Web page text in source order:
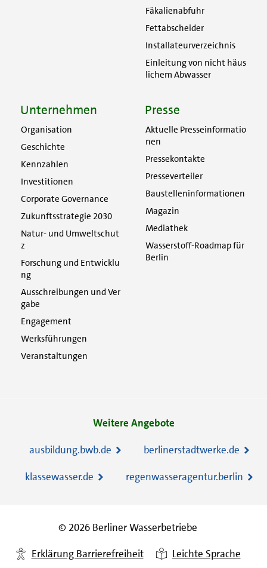
Fäkalienabfuhr
Fettabscheider
Installateurverzeichnis
Einleitung von nicht häus
lichem Abwasser
Unternehmen
Organisation
Geschichte
Kennzahlen
Investitionen
Corporate Governance
Zukunftsstrategie 2030
Natur- und Umweltschut
z
Forschung und Entwicklu
ng
Ausschreibungen und Ver
gabe
Engagement
Werksführungen
Veranstaltungen
Presse
Aktuelle Presseinformatio
nen
Pressekontakte
Presseverteiler
Baustelleninformationen
Magazin
Mediathek
Wasserstoff-Roadmap für
Berlin
Weitere Angebote
ausbildung.bwb.de berlinerstadtwerke.de
klassewasser.de regenwasseragentur.berlin
© 2026 Berliner Wasserbetriebe
Erklärung Barrierefreiheit
Leichte Sprache